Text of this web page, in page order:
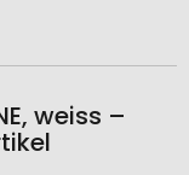
weiss –